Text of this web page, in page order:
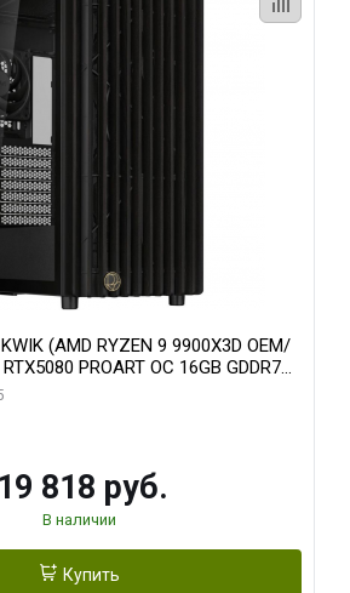
(AMD RYZEN 9 9900X3D OEM/
PROART OC 16GB GDDR7
960 ГБ SSD)
818 руб.
В наличии
Купить